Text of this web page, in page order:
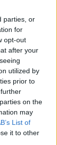
parties, or
for
opt-out
after your
utilized by
prior to
on the
may
List of
it to other
a